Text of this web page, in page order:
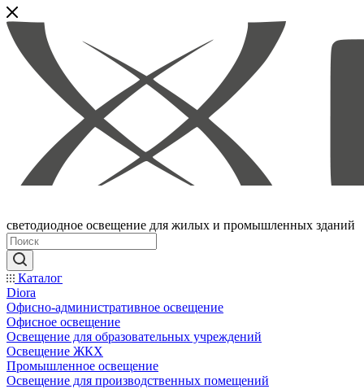
светодиодное освещение для жилых и промышленных зданий
Каталог
Diora
Офисно-административное освещение
Офисное освещение
Освещение для образовательных учреждений
Освещение ЖКХ
Промышленное освещение
Освещение для производственных помещений